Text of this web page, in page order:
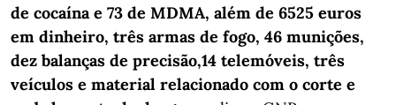
de cocaína e 73 de MDMA, além de 6525 euros
em dinheiro, três armas de fogo, 46 munições,
dez balanças de precisão,14 telemóveis, três
veículos e material relacionado com o corte e